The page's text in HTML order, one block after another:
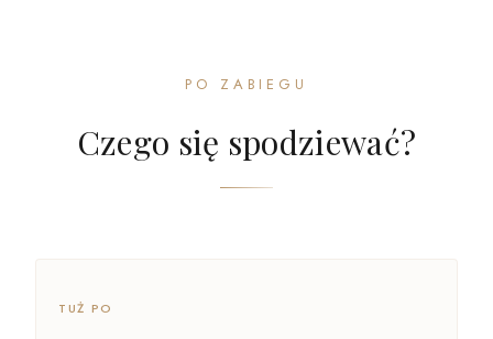
PO ZABIEGU
Czego się spodziewać?
TUŻ PO